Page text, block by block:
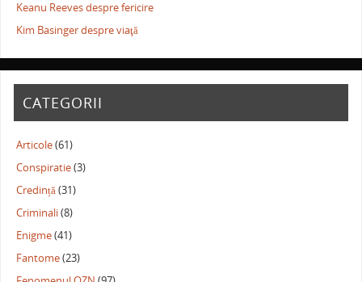
Keanu Reeves despre fericire
Kim Basinger despre viaţă
CATEGORII
Articole(61)
Conspiratie(3)
Credință(31)
Criminali(8)
Enigme(41)
Fantome(23)